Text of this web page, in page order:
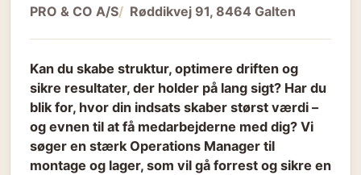
PRO & CO A/S Røddikvej 91, 8464 Galten
Kan du skabe struktur, optimere driften og
sikre resultater, der holder på lang sigt? Har du
blik for, hvor din indsats skaber størst værdi –
og evnen til at få medarbejderne med dig? Vi
søger en stærk Operations Manager til
montage og lager, som vil gå forrest og sikre en